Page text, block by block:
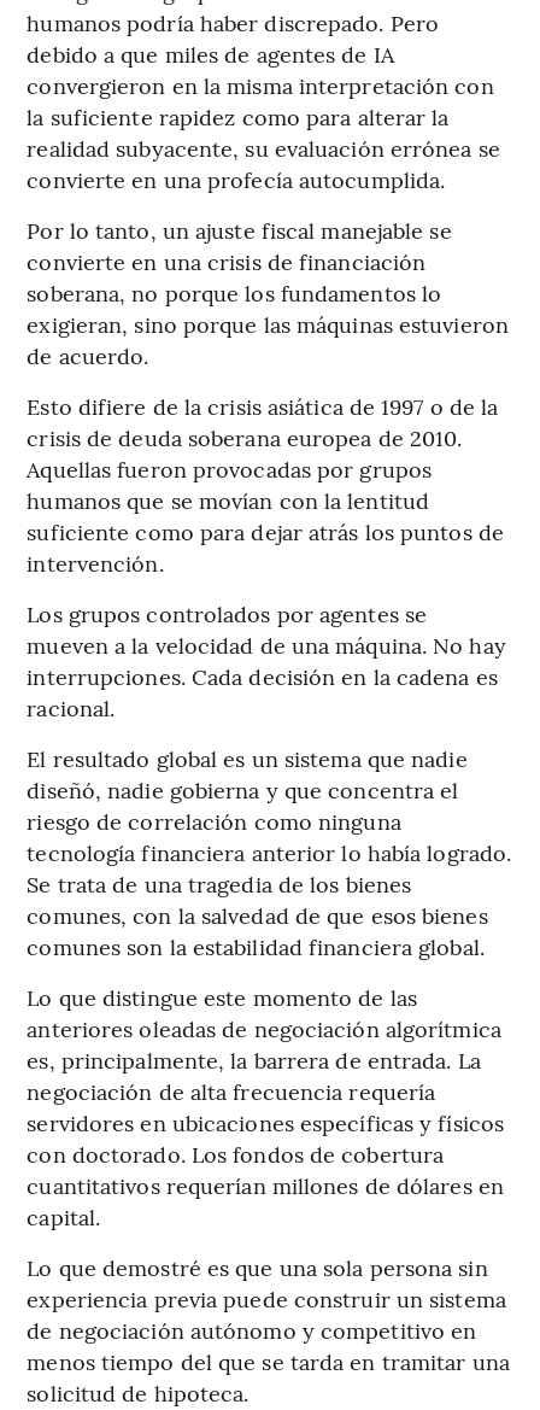
humanos podría haber discrepado. Pero
debido a que miles de agentes de IA
convergieron en la misma interpretación con
la suficiente rapidez como para alterar la
realidad subyacente, su evaluación errónea se
convierte en una profecía autocumplida.
Por lo tanto, un ajuste fiscal manejable se
convierte en una crisis de financiación
soberana, no porque los fundamentos lo
exigieran, sino porque las máquinas estuvieron
de acuerdo.
Esto difiere de la crisis asiática de 1997 o de la
crisis de deuda soberana europea de 2010.
Aquellas fueron provocadas por grupos
humanos que se movían con la lentitud
suficiente como para dejar atrás los puntos de
intervención.
Los grupos controlados por agentes se
mueven a la velocidad de una máquina. No hay
interrupciones. Cada decisión en la cadena es
racional.
El resultado global es un sistema que nadie
diseñó, nadie gobierna y que concentra el
riesgo de correlación como ninguna
tecnología financiera anterior lo había logrado.
Se trata de una tragedia de los bienes
comunes, con la salvedad de que esos bienes
comunes son la estabilidad financiera global.
Lo que distingue este momento de las
anteriores oleadas de negociación algorítmica
es, principalmente, la barrera de entrada. La
negociación de alta frecuencia requería
servidores en ubicaciones específicas y físicos
con doctorado. Los fondos de cobertura
cuantitativos requerían millones de dólares en
capital.
Lo que demostré es que una sola persona sin
experiencia previa puede construir un sistema
de negociación autónomo y competitivo en
menos tiempo del que se tarda en tramitar una
solicitud de hipoteca.